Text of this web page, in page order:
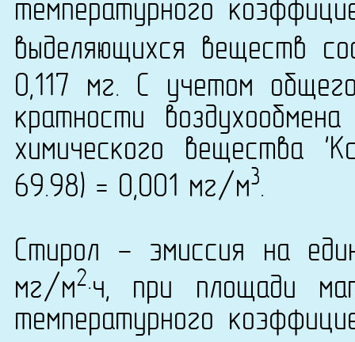
температурного
выделяющихся веществ
0,117 мг. С учетом
кратности
химического вещества
69.98) = 0,001 мг/м3.
Стирол - эмиссия на
мг/м2·ч, при площади
температурного